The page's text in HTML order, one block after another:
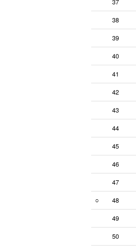
38
39
40
41
42
43
44
45
46
47
○
48
49
50